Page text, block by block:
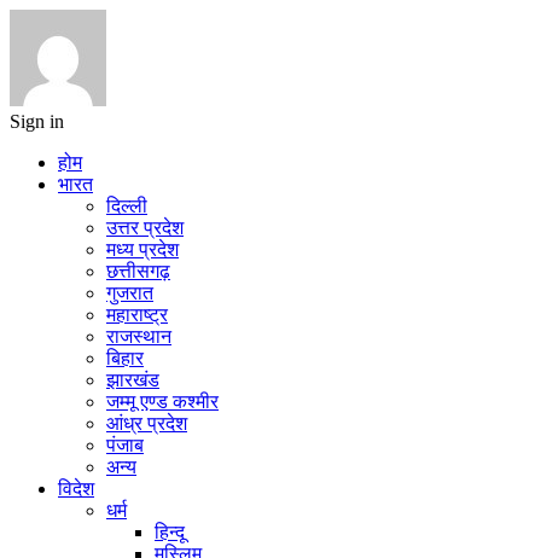
Sign in
होम
भारत
दिल्ली
उत्तर प्रदेश
मध्य प्रदेश
छत्तीसगढ़
गुजरात
महाराष्ट्र
राजस्थान
बिहार
झारखंड
जम्मू एण्ड कश्मीर
आंध्र प्रदेश
पंजाब
अन्य
विदेश
धर्म
हिन्दू
मुस्लिम